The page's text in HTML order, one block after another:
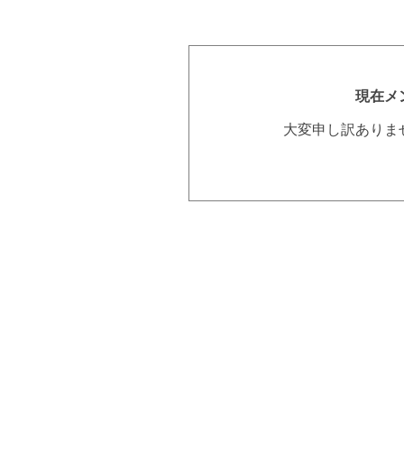
現在メ
大変申し訳あり